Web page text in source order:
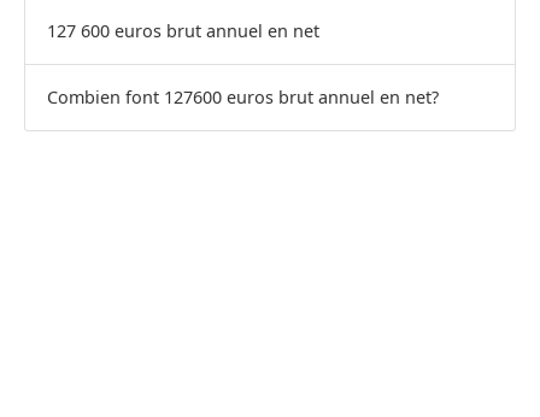
127 600 euros brut annuel en net
Combien font 127600 euros brut annuel en net?